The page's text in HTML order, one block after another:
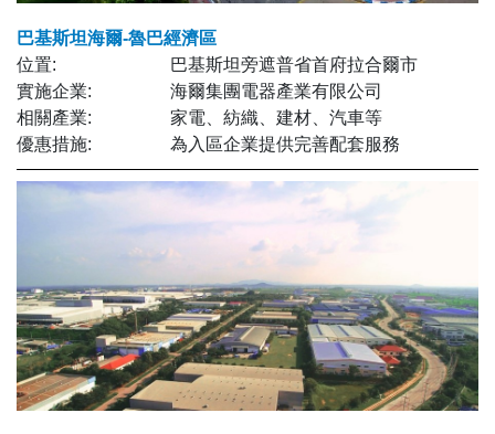
巴基斯坦海爾-魯巴經濟區
位置:
巴基斯坦旁遮普省首府拉合爾市
實施企業:
海爾集團電器產業有限公司
相關產業:
家電、紡織、建材、汽車等
優惠措施:
為入區企業提供完善配套服務